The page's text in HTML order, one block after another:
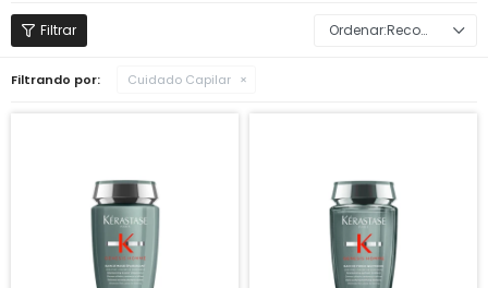
Recomendados
Filtrando por: Cuidado Capilar